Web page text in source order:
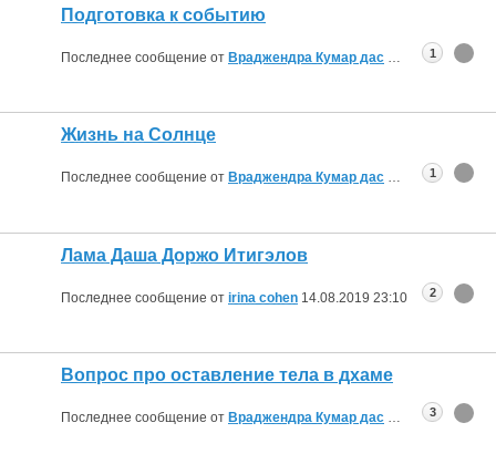
Подготовка к событию
Последнее сообщение от Враджендра Кумар дас 08:34
1
Жизнь на Солнце
Последнее сообщение от Враджендра Кумар дас 08:26
1
Лама Даша Доржо Итигэлов
Последнее сообщение от irina cohen 14.08.2019 23:10 2
Вопрос про оставление тела в дхаме
Последнее сообщение от Враджендра Кумар дас 12:37
3